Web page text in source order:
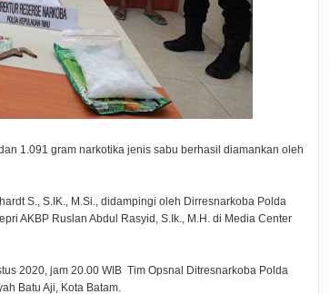
1.091 gram narkotika jenis sabu berhasil diamankan oleh
S., S.IK., M.Si., didampingi oleh Dirresnarkoba Polda
AKBP Ruslan Abdul Rasyid, S.Ik., M.H. di Media Center
2020, jam 20.00 WIB Tim Opsnal Ditresnarkoba Polda
Batu Aji, Kota Batam.